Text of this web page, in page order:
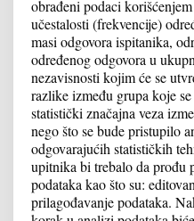
obrađeni podaci
učestalosti (frekvencije)
masi odgovora ispitanika,
određenog odgovora u
nezavisnosti kojim će se
razlike između grupa koje
statistički značajna veza
nego što se bude pristupilo
odgovarajućih statističkih
upitnika bi trebalo da prođu
podataka kao što su:
prilagođavanje podataka.